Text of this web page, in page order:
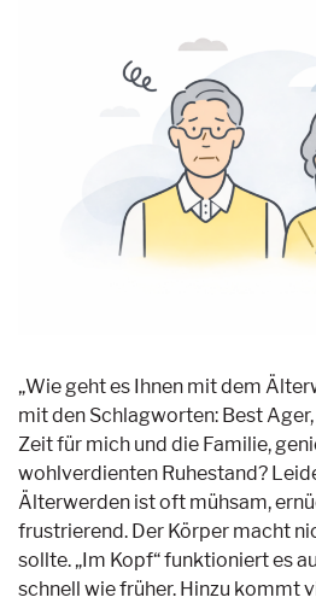
„Wie geht es Ihnen mit dem
mit den Schlagworten: Best
Zeit für mich und die Familie,
wohlverdienten Ruhestand?
Älterwerden ist oft mühsam,
frustrierend. Der Körper macht
sollte. „Im Kopf“ funktioniert es
schnell wie früher. Hinzu kommt